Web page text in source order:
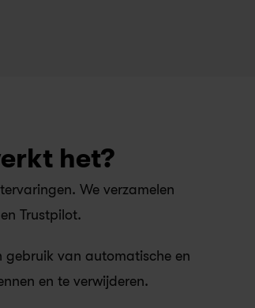
het?
We verzamelen
Trustpilot.
gebruik van automatische en
en te verwijderen.